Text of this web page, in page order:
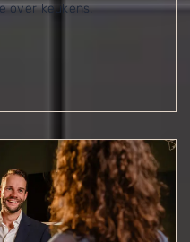
over keukens.